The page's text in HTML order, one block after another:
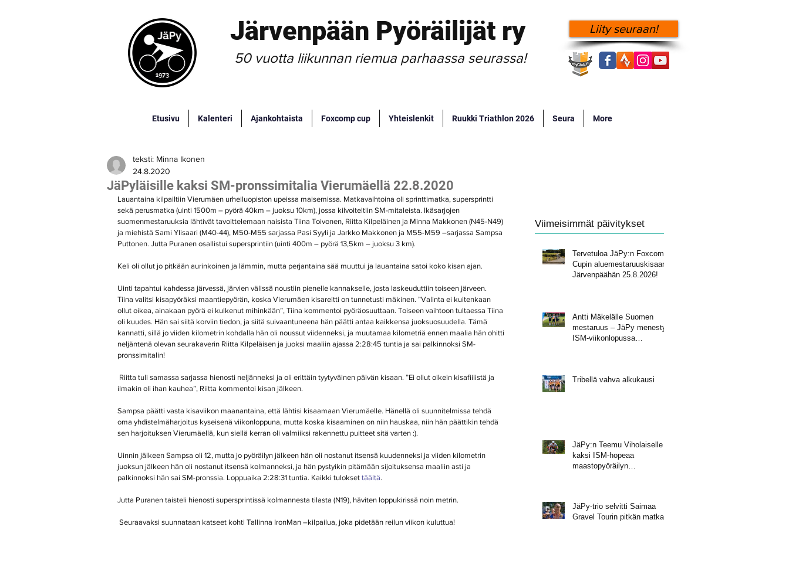
Järvenpään Pyöräilijät ry
50 vuotta liikunnan riemua parhaassa seurassa!
Liity seuraan!
Etusivu Kalenteri Ajankohtaista Foxcomp cup Yhteislenkit Ruukki Triathlon 2026 Seura More
JäPyläisille kaksi SM-pronssimitalia Vierumäellä 22.8.2020
teksti: Minna Ikonen
24.8.2020
Lauantaina kilpailtiin Vierumäen urheiluopiston upeissa maisemissa. Matkavaihtoina oli sprinttimatka, supersprintti
sekä perusmatka (uinti 1500m – pyörä 40km – juoksu 10km), jossa kilvoiteltiin SM-mitaleista. Ikäsarjojen
suomenmestaruuksia lähtivät tavoittelemaan naisista Tiina Toivonen, Riitta Kilpeläinen ja Minna Makkonen (N45-N49)
ja miehistä Sami Ylisaari (M40-44), M50-M55 sarjassa Pasi Syyli ja Jarkko Makkonen ja M55-M59 –sarjassa Sampsa
Puttonen. Jutta Puranen osallistui supersprintiin (uinti 400m – pyörä 13,5km – juoksu 3 km).
Keli oli ollut jo pitkään aurinkoinen ja lämmin, mutta perjantaina sää muuttui ja lauantaina satoi koko kisan ajan.
Uinti tapahtui kahdessa järvessä, järvien välissä noustiin pienelle kannakselle, josta laskeuduttiin toiseen järveen.
Tiina valitsi kisapyöräksi maantiepyörän, koska Vierumäen kisareitti on tunnetusti mäkinen. ”Valinta ei kuitenkaan
ollut oikea, ainakaan pyörä ei kulkenut mihinkään”, Tiina kommentoi pyöräosuuttaan. Toiseen vaihtoon tultaessa Tiina
oli kuudes. Hän sai siitä korviin tiedon, ja siitä suivaantuneena hän päätti antaa kaikkensa juoksuosuudella. Tämä
kannatti, sillä jo viiden kilometrin kohdalla hän oli noussut viidenneksi, ja muutamaa kilometriä ennen maalia hän ohitti
neljäntenä olevan seurakaverin Riitta Kilpeläisen ja juoksi maaliin ajassa 2:28:45 tuntia ja sai palkinnoksi SM-
pronssimitalin!
ilmakin oli ihan kauhea”, Riitta kommentoi kisan jälkeen.
Sampsa päätti vasta kisaviikon maanantaina, että lähtisi kisaamaan Vierumäelle. Hänellä oli suunnitelmissa tehdä
oma yhdistelmäharjoitus kyseisenä viikonloppuna, mutta koska kisaaminen on niin hauskaa, niin hän päättikin tehdä
sen harjoituksen Vierumäellä, kun siellä kerran oli valmiiksi rakennettu puitteet sitä varten :).
Uinnin jälkeen Sampsa oli 12, mutta jo pyöräilyn jälkeen hän oli nostanut itsensä kuudenneksi ja viiden kilometrin
juoksun jälkeen hän oli nostanut itsensä kolmanneksi, ja hän pystyikin pitämään sijoituksensa maaliin asti ja
palkinnoksi hän sai SM-pronssia. Loppuaika 2:28:31 tuntia. Kaikki tulokset täältä.
Jutta Puranen taisteli hienosti supersprintissä kolmannesta tilasta (N19), häviten loppukirissä noin metrin.
Seuraavaksi suunnataan katseet kohti Tallinna IronMan –kilpailua, joka pidetään reilun viikon kuluttua!
Viimeisimmät päivitykset
Tervetuloa JäPy:n Foxcomp
Cupin aluemestaruuskisaan
Järvenpäähän 25.8.2026!
Antti Mäkelälle Suomen
mestaruus – JäPy menestyi
ISM-viikonlopussa
Tribellä vahva alkukausi
JäPy:n Teemu Viholaiselle
kaksi ISM-hopeaa
maastopyöräilyn
JäPy-trio selvitti Saimaa
Gravel Tourin pitkän matkan